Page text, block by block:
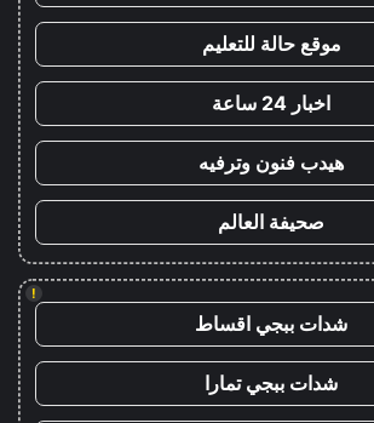
موقع حالة للتعليم
اخبار 24 ساعة
هيدب فنون وترفيه
صحيفة العالم
!
شدات ببجي اقساط
شدات ببجي تمارا